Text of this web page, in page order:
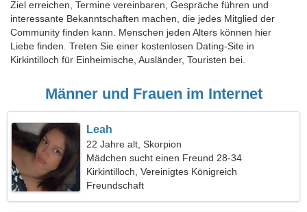
Ziel erreichen, Termine vereinbaren, Gespräche führen und
interessante Bekanntschaften machen, die jedes Mitglied der
Community finden kann. Menschen jeden Alters können hier
Liebe finden. Treten Sie einer kostenlosen Dating-Site in
Kirkintilloch für Einheimische, Ausländer, Touristen bei.
Männer und Frauen im Internet
Leah
22 Jahre alt, Skorpion
Mädchen sucht einen Freund 28-34
Kirkintilloch, Vereinigtes Königreich
Freundschaft